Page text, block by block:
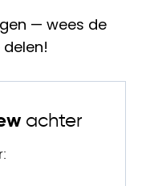
— wees de
achter